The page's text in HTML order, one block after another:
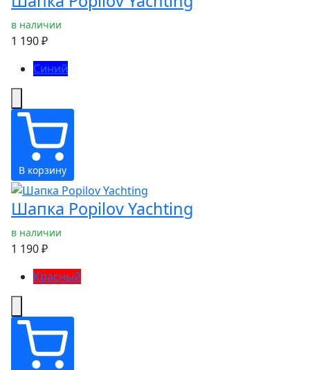
в наличии
1 190 ₽
Синий
В корзину
Шапка Popilov Yachting
в наличии
1 190 ₽
Красный